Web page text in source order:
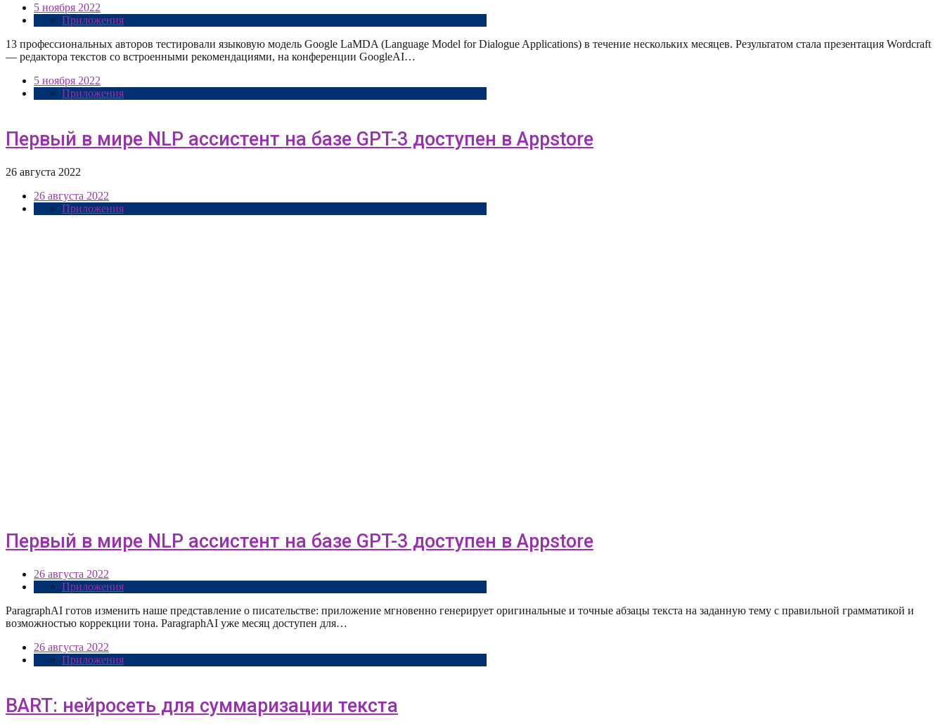
5 ноября 2022
Приложения
13 профессиональных авторов тестировали языковую модель Google LaMDA (Language Model for Dialogue Applications) в течение нескольких месяцев. Результатом стала презентация Wordcraft
— редактора текстов со встроенными рекомендациями, на конференции GoogleAI…
5 ноября 2022
Приложения
Первый в мире NLP ассистент на базе GPT-3 доступен в Appstore
26 августа 2022
26 августа 2022
Приложения
Первый в мире NLP ассистент на базе GPT-3 доступен в Appstore
26 августа 2022
Приложения
ParagraphAI готов изменить наше представление о писательстве: приложение мгновенно генерирует оригинальные и точные абзацы текста на заданную тему с правильной грамматикой и
возможностью коррекции тона. ParagraphAI уже месяц доступен для…
26 августа 2022
Приложения
BART: нейросеть для суммаризации текста